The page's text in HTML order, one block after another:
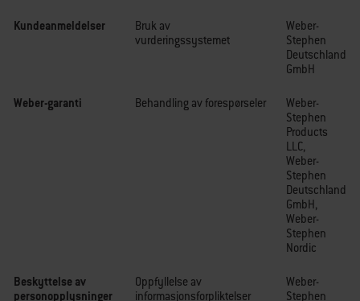
Kundeanmeldelser
Bruk av
vurderingssystemet
Weber-
Stephen
Deutschland
GmbH
Weber-garanti Behandling av forespørseler
Weber-
Stephen
Products
LLC,
Weber-
Stephen
Deutschland
GmbH,
Weber-
Stephen
Nordic
Beskyttelse av
personopplysninger
Oppfyllelse av
informasjonsforpliktelser
Weber-
Stephen